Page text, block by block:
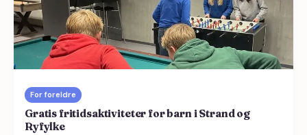
For foreldre
Gratis fritidsaktiviteter for barn i Strand og
Ryfylke